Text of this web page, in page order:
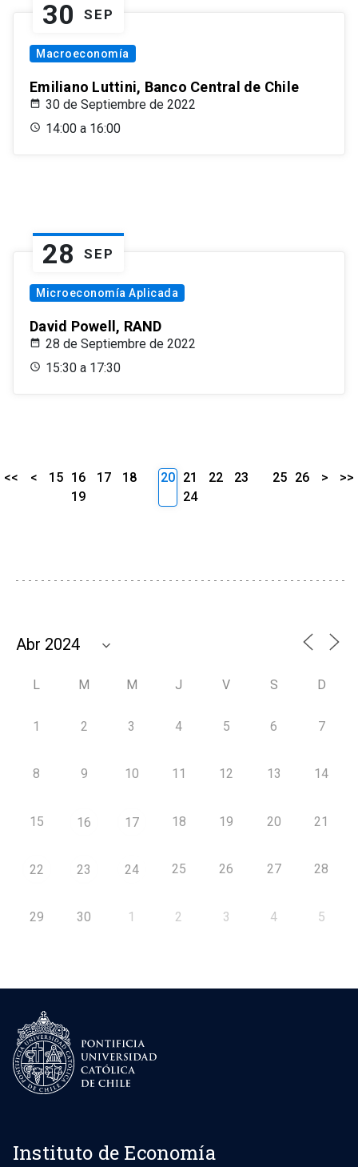
30 SEP
Macroeconomía
Emiliano Luttini, Banco Central de Chile
30 de Septiembre de 2022
14:00 a 16:00
28 SEP
Microeconomía Aplicada
David Powell, RAND
28 de Septiembre de 2022
15:30 a 17:30
<< < 15 16 17
18
19
20 21 22
23
24
25 26 > >>
L M M J V S D
1 2 3 4 5 6 7
8 9 10 11 12 13 14
15 16 17 18 19 20 21
22 23 24 25 26 27 28
29 30 1 2 3 4 5
Instituto de Economía